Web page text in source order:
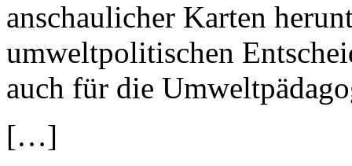
anschaulicher Karten
umweltpolitischen
auch für die
[…]